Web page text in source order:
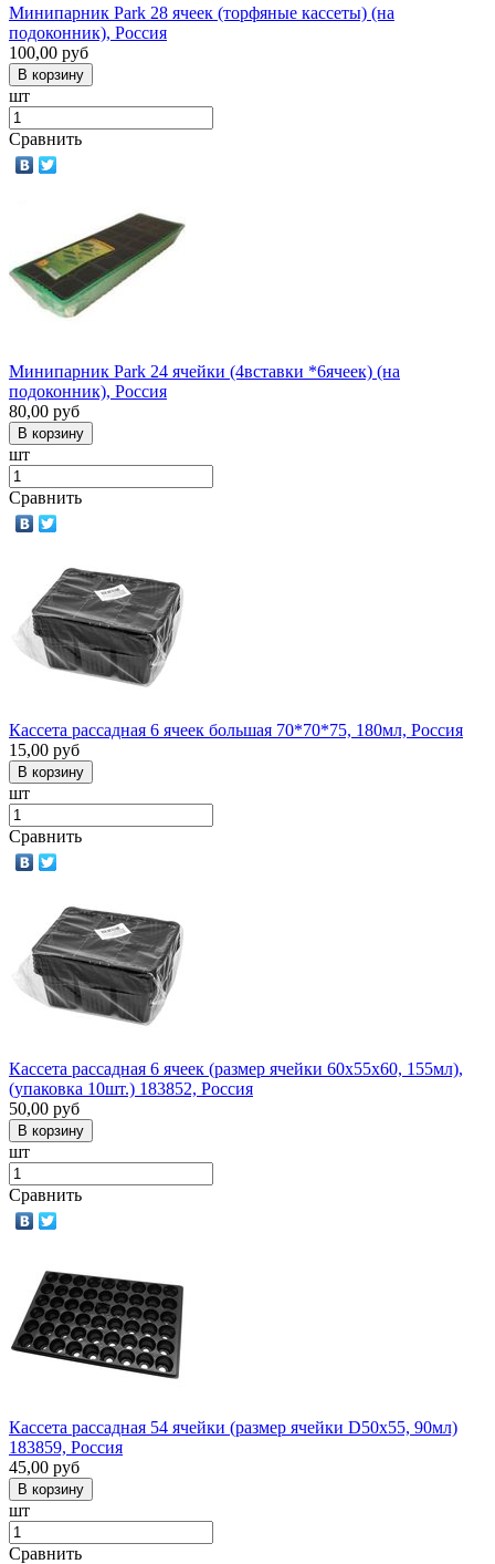
Минипарник Park 28 ячеек (торфяные кассеты) (на
подоконник), Россия
100,00 руб
шт
Сравнить
Минипарник Park 24 ячейки (4вставки *6ячеек) (на
подоконник), Россия
80,00 руб
шт
Сравнить
Кассета рассадная 6 ячеек большая 70*70*75, 180мл, Россия
15,00 руб
шт
Сравнить
Кассета рассадная 6 ячеек (размер ячейки 60х55х60, 155мл),
(упаковка 10шт.) 183852, Россия
50,00 руб
шт
Сравнить
Кассета рассадная 54 ячейки (размер ячейки D50х55, 90мл)
183859, Россия
45,00 руб
шт
Сравнить